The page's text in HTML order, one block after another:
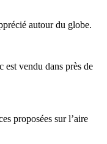
autour du globe.
est vendu dans près de
proposées sur l’aire